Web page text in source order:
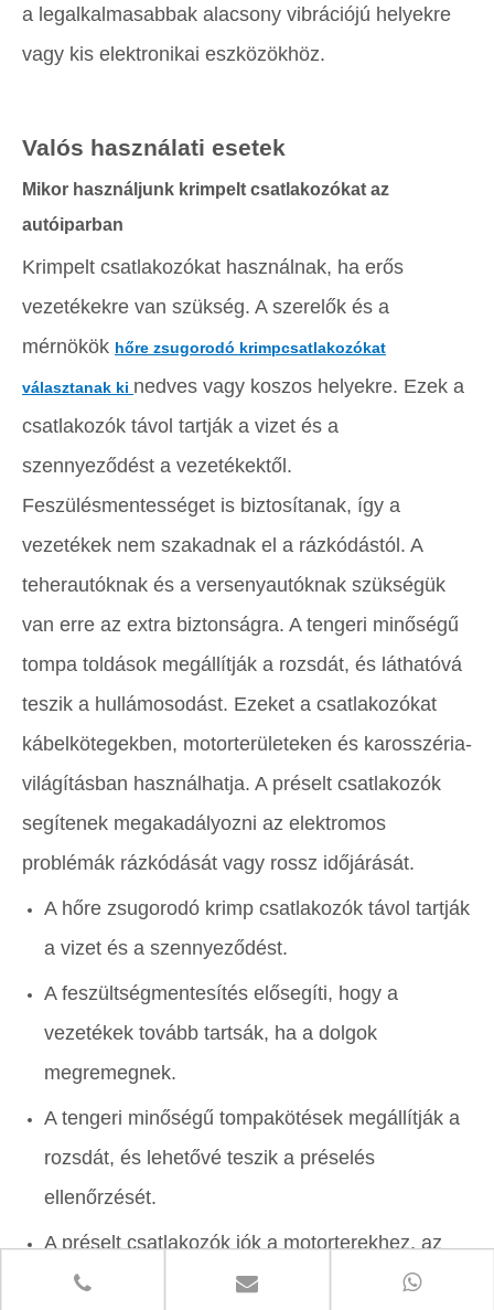
a legalkalmasabbak alacsony vibrációjú helyekre
vagy kis elektronikai eszközökhöz.
Valós használati esetek
Mikor használjunk krimpelt csatlakozókat az
autóiparban
Krimpelt csatlakozókat használnak, ha erős
vezetékekre van szükség. A szerelők és a
mérnökök hőre zsugorodó krimpcsatlakozókat
választanak ki nedves vagy koszos helyekre. Ezek a
csatlakozók távol tartják a vizet és a
szennyeződést a vezetékektől.
Feszülésmentességet is biztosítanak, így a
vezetékek nem szakadnak el a rázkódástól. A
teherautóknak és a versenyautóknak szükségük
van erre az extra biztonságra. A tengeri minőségű
tompa toldások megállítják a rozsdát, és láthatóvá
teszik a hullámosodást. Ezeket a csatlakozókat
kábelkötegekben, motorterületeken és karosszéria-
világításban használhatja. A préselt csatlakozók
segítenek megakadályozni az elektromos
problémák rázkódását vagy rossz időjárását.
A hőre zsugorodó krimp csatlakozók távol tartják
a vizet és a szennyeződést.
A feszültségmentesítés elősegíti, hogy a
vezetékek tovább tartsák, ha a dolgok
megremegnek.
A tengeri minőségű tompakötések megállítják a
rozsdát, és lehetővé teszik a préselés
ellenőrzését.
A préselt csatlakozók jók a motorterekhez, az
alváz vezetékekhez és a külső lámpákhoz.